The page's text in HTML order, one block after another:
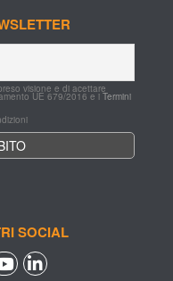
visione e di acettare
UE 679/2016 e i Termini
SOCIAL